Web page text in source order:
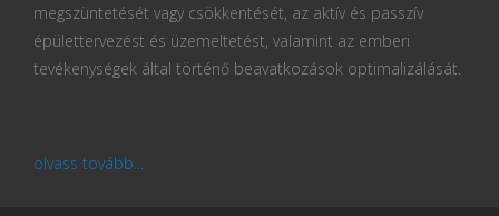
megszüntetését vagy csökkentését, az aktív és passzív
épülettervezést és üzemeltetést, valamint az emberi
tevékenységek által történő beavatkozások optimalizálását.
olvass tovább...